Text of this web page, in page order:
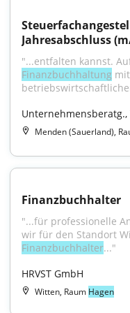
Jahresabschluss
Finanzbuchhaltung
Menden (Sauerland),
Finanzbuchhalter
"...für professionelle
Finanzbuchhalter..."
HRVST GmbH
Witten, Raum Hagen